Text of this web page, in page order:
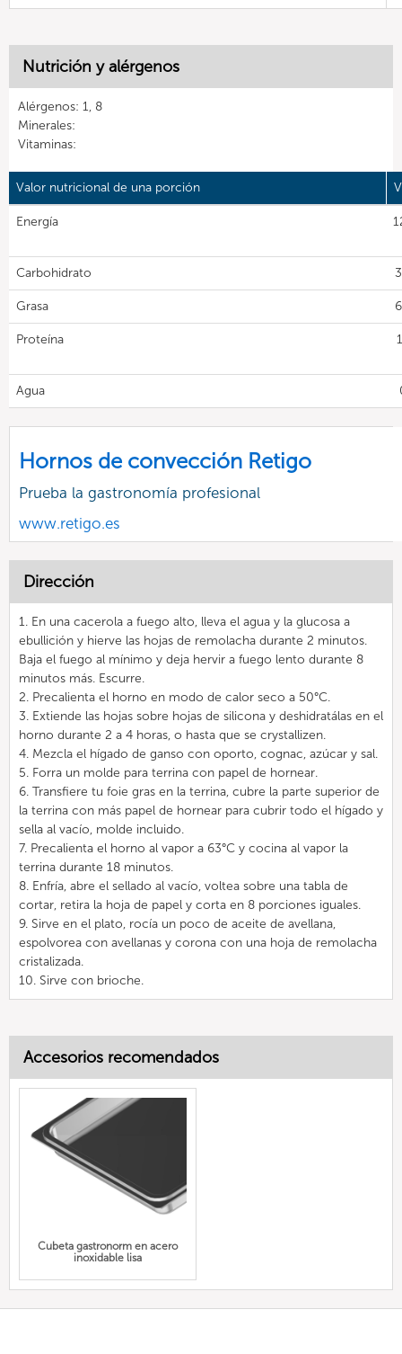
Nutrición y alérgenos
Alérgenos: 1, 8
Minerales:
Vitaminas:
Valor nutricional de una porción
Energía
Carbohidrato
Grasa
Proteína
Agua
Hornos de convección Retigo
Prueba la gastronomía profesional
www.retigo.es
Dirección
1. En una cacerola a fuego alto, lleva el agua y la glucosa a
ebullición y hierve las hojas de remolacha durante 2 minutos.
Baja el fuego al mínimo y deja hervir a fuego lento durante 8
minutos más. Escurre.
2. Precalienta el horno en modo de calor seco a 50°C.
3. Extiende las hojas sobre hojas de silicona y deshidratálas en el
horno durante 2 a 4 horas, o hasta que se crystallizen.
4. Mezcla el hígado de ganso con oporto, cognac, azúcar y sal.
5. Forra un molde para terrina con papel de hornear.
6. Transfiere tu foie gras en la terrina, cubre la parte superior de
la terrina con más papel de hornear para cubrir todo el hígado y
sella al vacío, molde incluido.
7. Precalienta el horno al vapor a 63°C y cocina al vapor la
terrina durante 18 minutos.
8. Enfría, abre el sellado al vacío, voltea sobre una tabla de
cortar, retira la hoja de papel y corta en 8 porciones iguales.
9. Sirve en el plato, rocía un poco de aceite de avellana,
espolvorea con avellanas y corona con una hoja de remolacha
cristalizada.
10. Sirve con brioche.
Accesorios recomendados
Cubeta gastronorm en acero
inoxidable lisa